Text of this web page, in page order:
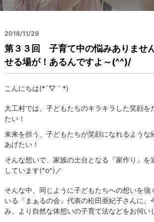
2018/11/29
第３３回 子育て中の悩みありませ
せる場が！あるんですよ～(^^)/
こんにちは(*´▽｀*)
大工村では、子どもたちのキラキラした笑顔を
たい！
未来を担う、子どもたちが笑顔になれるような
あげたい！
そんな想いで、家族の土台となる『家作り』を
しています(^o^)／
そんな中、同じように子どもたちへの想いを強
いる『まぁるの会』代表の松田亜紀子さんに、
み、より自然な体想いの子育て法などをお伺い